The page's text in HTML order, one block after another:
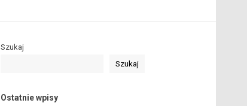
Szukaj
Szukaj
Ostatnie wpisy